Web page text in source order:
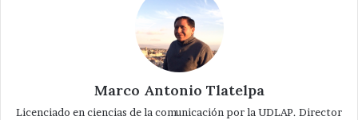
Marco Antonio Tlatelpa
Licenciado en ciencias de la comunicación por la UDLAP. Director